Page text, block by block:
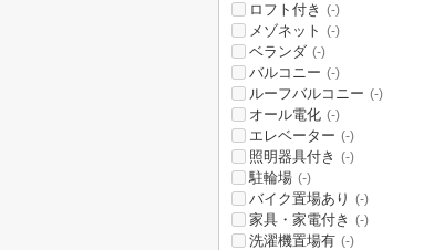
ロフト付き (-)
メゾネット (-)
ベランダ (-)
バルコニー (-)
ルーフバルコニー (-)
オール電化 (-)
エレベーター (-)
照明器具付き (-)
駐輪場 (-)
バイク置場あり (-)
家具・家電付き (-)
洗濯機置場有 (-)